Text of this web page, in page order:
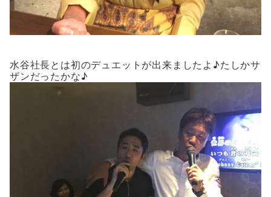
水谷社長とは初のデュエットが出来ましたよ♪たしかサ
ザンだったかな♪